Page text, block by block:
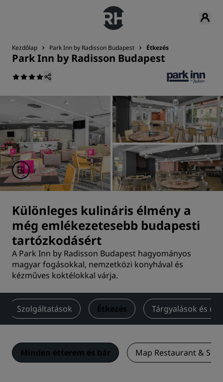
Kezdőlap Park Inn by Radisson Budapest Étkezés
Park Inn by Radisson Budapest
Különleges kulináris élmény a
még emlékezetesebb budapesti
tartózkodásért
A Park Inn by Radisson Budapest hagyományos
magyar fogásokkal, nemzetközi konyhával és
kézműves koktélokkal várja.
Szolgáltatások Étkezés Tárgyalások és
Minden étterem és bár Map Restaurant &